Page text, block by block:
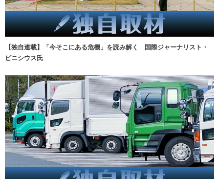
【独自連載】「今そこにある危機」を読み解く 国際ジャーナリスト・
ビニシウス氏